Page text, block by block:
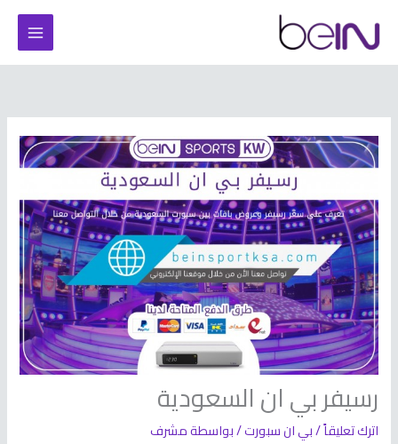
المحتوى
رسيفر بي ان السعودية
اترك تعليقاً/بي ان سبورت/ بواسطةمشرف